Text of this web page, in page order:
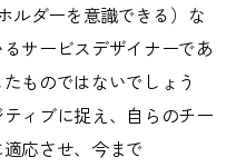
ルダーを意識できる）な
サービスデザイナーであ
ものではないでしょう
ィブに捉え、自らのチー
応させ、今まで